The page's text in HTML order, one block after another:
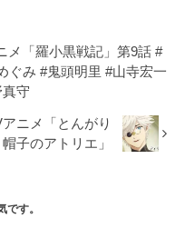
メ「羅小黒戦記」第9話 #
ぐみ #鬼頭明里 #山寺宏一
守
ニメ「とんがり
帽子のアトリエ」
です。